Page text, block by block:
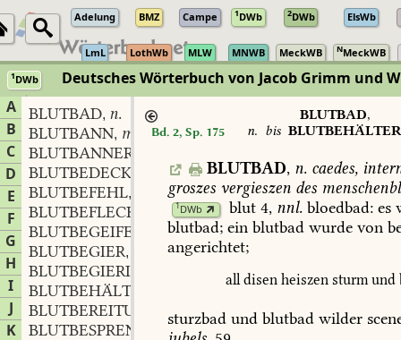
Adelung BMZ Campe 1DWb 2DWb ElsWb
LmL LothWb MLW MNWB MeckWB NMeckWB
1DWb Deutsches Wörterbuch von Jacob Grimm und
A
B
C
D
E
F
G
H
I
J
K
BLUTBAD, n.
BLUTBANN, m.
BLUTBANNER
BLUTBEDECKT
BLUTBEFEHL,
BLUTBEFLECKT
BLUTBEGEIFERT
BLUTBEGIER,
BLUTBEGIERIG
BLUTBEHÄLTER
BLUTBEREITUNG
BLUTBESPRENGT
Bd. 2, Sp. 175
BLUTBAD,
n. bis BLUTBEHÄLTER
BLUTBAD, n. caedes,
groszes vergieszen des
1DWb blut 4, nnl. bloedbad: es
blutbad; ein blutbad wurde von
angerichtet;
alldisen heiszen sturmund
sturzbad und blutbad wilder